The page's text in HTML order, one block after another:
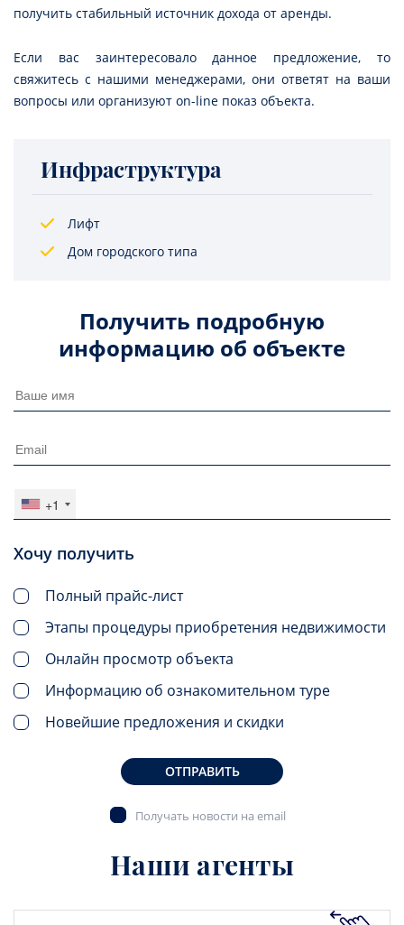
получить стабильный источник дохода от аренды.
Если вас заинтересовало данное предложение, то
свяжитесь с нашими менеджерами, они ответят на ваши
вопросы или организуют on-line показ объекта.
Инфраструктура
Лифт
Дом городского типа
Получить подробную
информацию об объекте
+1
Хочу получить
Полный прайс-лист
Этапы процедуры приобретения недвижимости
Онлайн просмотр объекта
Информацию об ознакомительном туре
Новейшие предложения и скидки
ОТПРАВИТЬ
Получать новости на email
Наши агенты